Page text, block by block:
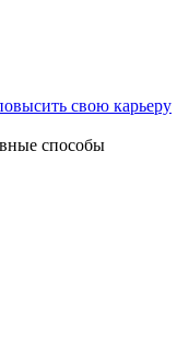
свою карьеру
способы